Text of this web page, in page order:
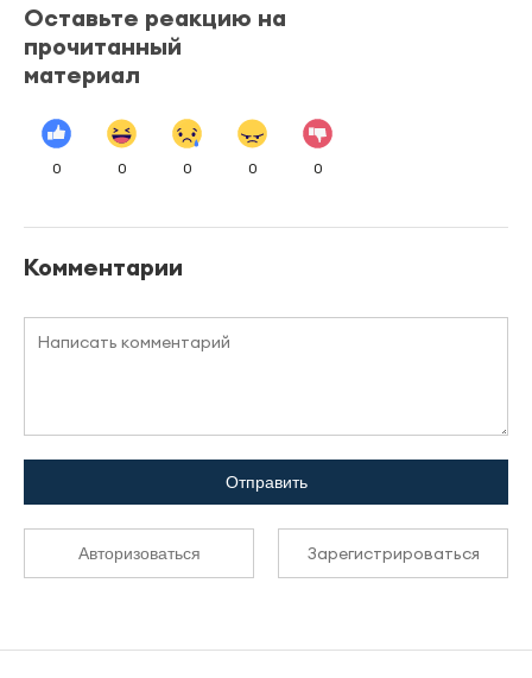
Оставьте реакцию на
прочитанный
материал
0 0 0 0 0
Комментарии
Отправить
Авторизоваться Зарегистрироваться